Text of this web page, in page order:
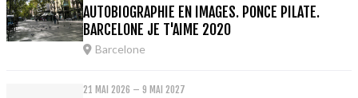
AUTOBIOGRAPHIE EN IMAGES. PONCE PILATE.
BARCELONE JE T'AIME 2020
Barcelone
21 MAI 2026 – 9 MAI 2027